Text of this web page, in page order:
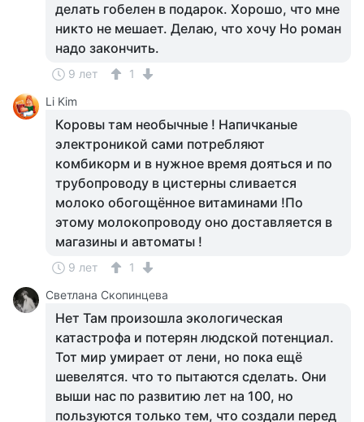
делать гобелен в подарок. Хорошо, что мне
никто не мешает. Делаю, что хочу Но роман
надо закончить.
9 лет
1
Li Kim
Коровы там необычные ! Напичканые
электроникой сами потребляют
комбикорм и в нужное время дояться и по
трубопроводу в цистерны сливается
молоко обогощённое витаминами !По
этому молокопроводу оно доставляется в
магазины и автоматы !
9 лет
1
Светлана Скопинцева
Нет Там произошла экологическая
катастрофа и потерян людской потенциал.
Тот мир умирает от лени, но пока ещё
шевелятся. что то пытаются сделать. Они
выши нас по развитию лет на 100, но
пользуются только тем, что создали перед